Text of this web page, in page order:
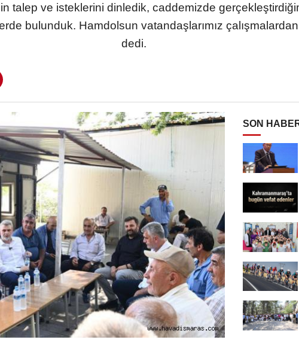
talep ve isteklerini dinledik, caddemizde
bulunduk. Hamdolsun vatandaşlarımız
dedi.
SON